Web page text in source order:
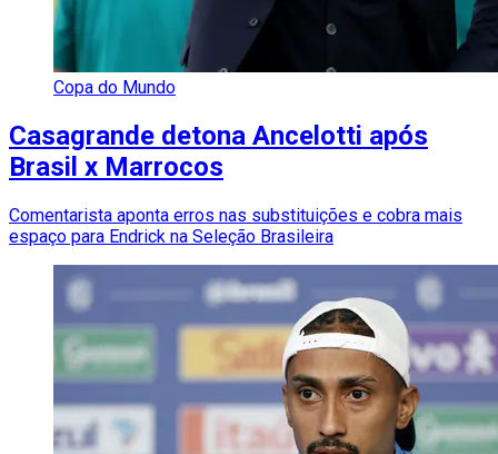
Copa do Mundo
Casagrande detona Ancelotti após
Brasil x Marrocos
Comentarista aponta erros nas substituições e cobra mais
espaço para Endrick na Seleção Brasileira